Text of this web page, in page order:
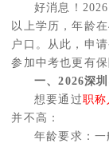
好消息！
以上学历，年龄
户口。从此，申
参加中考也更有
一、2026深
想要通过职称
并不高：
年龄要求：